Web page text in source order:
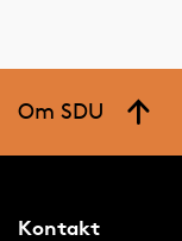
Om SDU
Kontakt